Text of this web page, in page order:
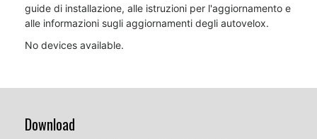
guide di installazione, alle istruzioni per l'aggiornamento e
alle informazioni sugli aggiornamenti degli autovelox.
No devices available.
Download